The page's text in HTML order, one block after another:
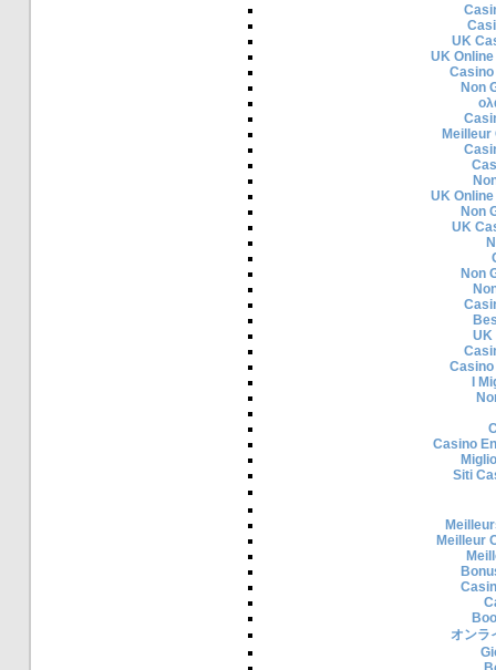
UK
UK
Non
Meilleur
UK
Non
UK
Non
UK
I
Casino
Siti
Meilleur
オンラ